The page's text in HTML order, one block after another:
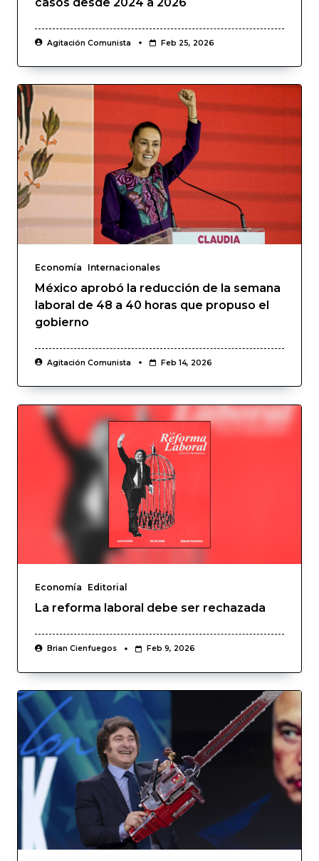
Agitación Comunista Feb 25, 2026
Economía Internacionales
México aprobó la reducción de la semana
laboral de 48 a 40 horas que propuso el
gobierno
Agitación Comunista Feb 14, 2026
Economía Editorial
La reforma laboral debe ser rechazada
Brian Cienfuegos Feb 9, 2026